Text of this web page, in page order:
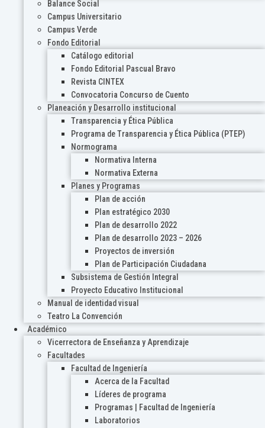
Balance Social
Campus Universitario
Campus Verde
Fondo Editorial
Catálogo editorial
Fondo Editorial Pascual Bravo
Revista CINTEX
Convocatoria Concurso de Cuento
Planeación y Desarrollo institucional
Transparencia y Ética Pública
Programa de Transparencia y Ética Pública (PTEP)
Normograma
Normativa Interna
Normativa Externa
Planes y Programas
Plan de acción
Plan estratégico 2030
Plan de desarrollo 2022
Plan de desarrollo 2023 – 2026
Proyectos de inversión
Plan de Participación Ciudadana
Subsistema de Gestión Integral
Proyecto Educativo Institucional
Manual de identidad visual
Teatro La Convención
Académico
Vicerrectora de Enseñanza y Aprendizaje
Facultades
Facultad de Ingeniería
Acerca de la Facultad
Líderes de programa
Programas | Facultad de Ingeniería
Laboratorios